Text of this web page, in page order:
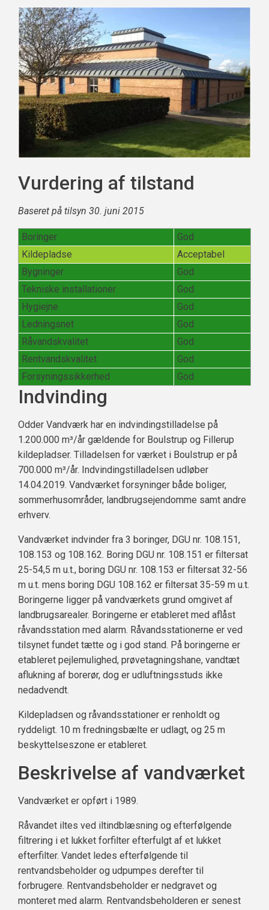
Vurdering af tilstand
Baseret på tilsyn 30. juni 2015
Boringer
God
Kildepladse
Acceptabel
Bygninger
God
Tekniske installationer
God
Hygiejne
God
Ledningsnet
God
Råvandskvalitet
God
Rentvandskvalitet
God
Forsyningssikkerhed
God
Indvinding
Odder Vandværk har en indvindingstilladelse på
1.200.000 m³/år gældende for Boulstrup og Fillerup
kildepladser. Tilladelsen for værket i Boulstrup er på
700.000 m³/år. Indvindingstilladelsen udløber
14.04.2019. Vandværket forsyninger både boliger,
sommerhusområder, landbrugsejendomme samt andre
erhverv.
Vandværket indvinder fra 3 boringer, DGU nr. 108.151,
108.153 og 108.162. Boring DGU nr. 108.151 er filtersat
25-54,5 m u.t., boring DGU nr. 108.153 er filtersat 32-56
m u.t. mens boring DGU 108.162 er filtersat 35-59 m u.t.
Boringerne ligger på vandværkets grund omgivet af
landbrugsarealer. Boringerne er etableret med aflåst
råvandsstation med alarm. Råvandsstationerne er ved
tilsynet fundet tætte og i god stand. På boringerne er
etableret pejlemulighed, prøvetagningshane, vandtæt
aflukning af borerør, dog er udluftningsstuds ikke
nedadvendt.
Kildepladsen og råvandsstationer er renholdt og
ryddeligt. 10 m fredningsbælte er udlagt, og 25 m
beskyttelseszone er etableret.
Beskrivelse af vandværket
Vandværket er opført i 1989.
Råvandet iltes ved iltindblæsning og efterfølgende
filtrering i et lukket forfilter efterfulgt af et lukket
efterfilter. Vandet ledes efterfølgende til
rentvandsbeholder og udpumpes derefter til
forbrugere. Rentvandsbeholder er nedgravet og
monteret med alarm. Rentvandsbeholderen er senest